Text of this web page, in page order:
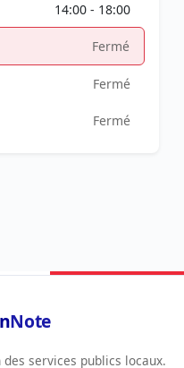
14:00 - 18:00
Fermé
Fermé
Fermé
services publics locaux.